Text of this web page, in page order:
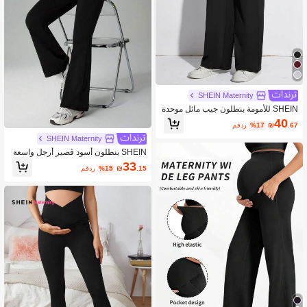
SHEIN Maternity
SHEIN للأمومة بنطلون جيب مائل موحدة
اللون
₪40.67
%17 مقدر
SHEIN Maternity
SHEIN بنطلون أسود قصير أرجل واسعة
للأمهات، بنطلون كاجوال رياضي للاستخدا
م اليومي أو ممارسة اليوجا
₪33.15
%15 مقدر